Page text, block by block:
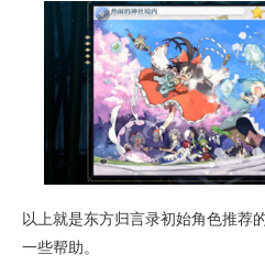
以上就是东方归言录初始角色推荐
一些帮助。